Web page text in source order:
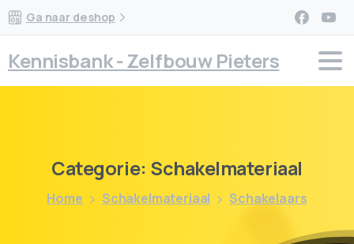
Ga naar de shop
Kennisbank - Zelfbouw Pieters
Categorie: Schakelmateriaal
Home Schakelmateriaal Schakelaars